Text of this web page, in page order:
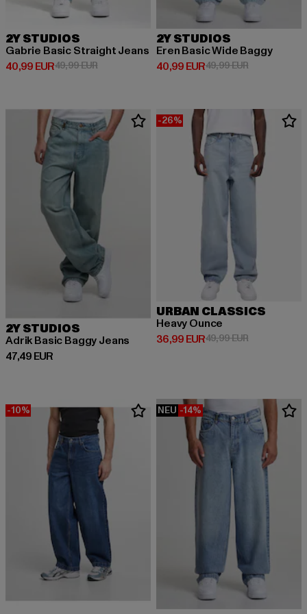
2Y STUDIOS
Gabrie Basic Straight Jeans
40,99 EUR
Derzeitiger Preis: 40,99 EUR
49,99 EURAktionspreis: 49,99 EUR
2Y STUDIOS
Eren Basic Wide Baggy
40,99 EUR
Derzeitiger Preis: 40,99 EUR
49,99 EURAktionspreis:
2Y STUDIOS
Adrik Basic Baggy Jeans
47,49 EUR
Derzeitiger Preis: 47,49 EUR
-26%
URBAN CLASSICS
Heavy Ounce
36,99 EUR
Derzeitiger Preis: 36,99 EUR
49,99 EURAktionspreis:
-10% NEU -14%